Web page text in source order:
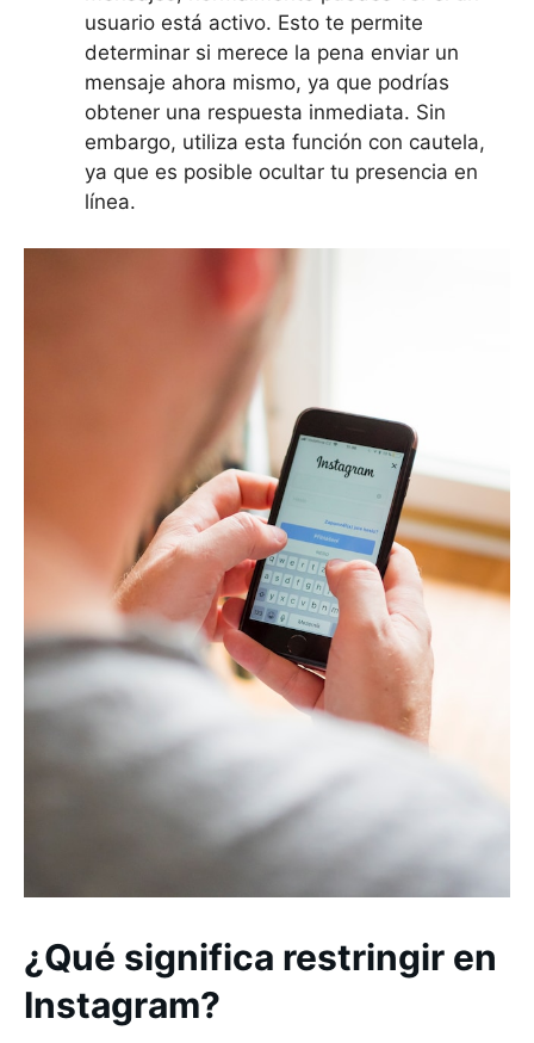
usuario está activo. Esto te permite
determinar si merece la pena enviar un
mensaje ahora mismo, ya que podrías
obtener una respuesta inmediata. Sin
embargo, utiliza esta función con cautela,
ya que es posible ocultar tu presencia en
línea.
¿Qué significa restringir en
Instagram?